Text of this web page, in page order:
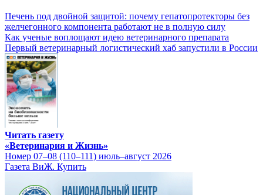
Печень под двойной защитой: почему гепатопротекторы без
желчегонного компонента работают не в полную силу
Как ученые воплощают идею ветеринарного препарата
Первый ветеринарный логистический хаб запустили в России
Читать газету
«Ветеринария и Жизнь»
Номер 07–08 (110–111) июль–август 2026
Газета ВиЖ. Купить